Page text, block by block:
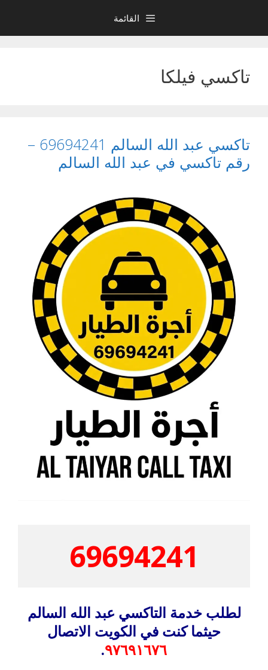
المحتوى
القائمة
تاكسي فيلكا
تاكسي عبد الله السالم 69694241 –
رقم تاكسي في عبد الله السالم
69694241
لطلب خدمة التاكسي عبد الله السالم
حيثما كنت في الكويت الاتصال
٩٧٦٩١٦٧٦.